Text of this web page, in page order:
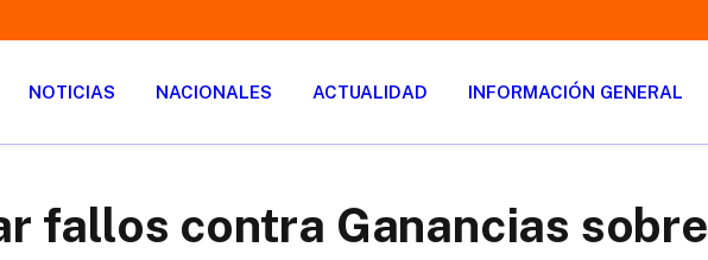
NOTICIAS NACIONALES ACTUALIDAD INFORMACIÓN GENERAL
fallos contra Ganancias sobre